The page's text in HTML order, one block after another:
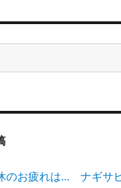
のお疲れは… ナギサ